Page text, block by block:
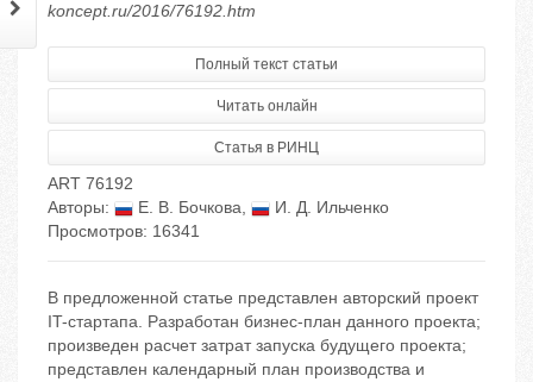
koncept.ru/2016/76192.htm
Полный текст статьи
Читать онлайн
Статья в РИНЦ
ART 76192
Авторы:
Е. В. Бочкова,
И. Д. Ильченко
Просмотров: 16341
В предложенной статье представлен авторский проект
IT-стартапа. Разработан бизнес-план данного проекта;
произведен расчет затрат запуска будущего проекта;
представлен календарный план производства и